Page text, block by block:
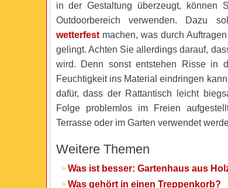
in der Gestaltung überzeugt, können
Outdoorbereich verwenden. Dazu
wetterfestmachen, was durch
gelingt. Achten Sie allerdings darauf,
wird. Denn sonst entstehen Risse in
Feuchtigkeit ins Material eindringen
dafür, dass der Rattantisch leicht
Folge problemlos im Freien
Terrasse oder im Garten verwendet
Weitere Themen
Was ist besser: Gartenhaus aus
Was gehört in einen Treppenkorb?